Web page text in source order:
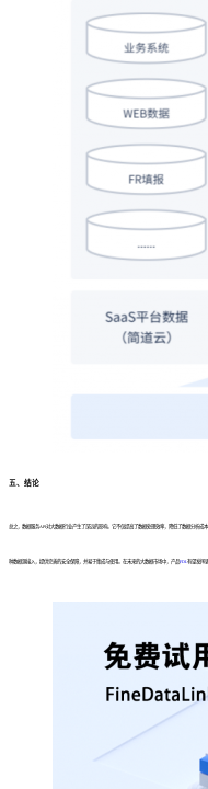
五、结论
总之，数据服务API对大数据行业产生了深远的影响。它不仅提高了数据处理效率，降低了数据分析成
种数据源接入，提供完善的安全保障，并易于集成与使用。在未来的大数据市场中，产品 FDL 有望发挥